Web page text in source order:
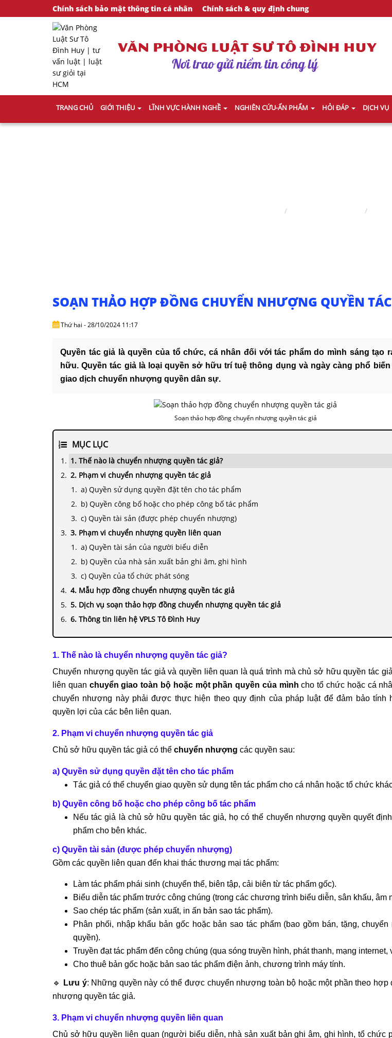
Chính sách bảo mật thông tin cá nhân Chính sách & quy định chung
TRANG CHỦ GIỚI THIỆU LĨNH VỰC HÀNH NGHỀ NGHIÊN CỨU-ẤN PHẨM HỎI ĐÁP DỊCH VỤ
SOẠN THẢO HỢP ĐỒNG CHUYỂN NHƯỢNG QUYỀN
Thứ hai - 28/10/2024 11:17
Quyền tác giả là quyền của tổ chức, cá nhân đối với tác phẩm do mình sáng tạo
hữu. Quyền tác giả là loại quyền sở hữu trí tuệ thông dụng và ngày càng phổ
giao dịch chuyển nhượng quyền dân sự.
Soạn thảo hợp đồng chuyển nhượng quyền tác giả
MỤC LỤC
1. Thế nào là chuyển nhượng quyền tác giả?
2. Phạm vi chuyển nhượng quyền tác giả
a) Quyền sử dụng quyền đặt tên cho tác phẩm
b) Quyền công bố hoặc cho phép công bố tác phẩm
c) Quyền tài sản (được phép chuyển nhượng)
3. Phạm vi chuyển nhượng quyền liên quan
a) Quyền tài sản của người biểu diễn
b) Quyền của nhà sản xuất bản ghi âm, ghi hình
c) Quyền của tổ chức phát sóng
4. Mẫu hợp đồng chuyển nhượng quyền tác giả
5. Dịch vụ soạn thảo hợp đồng chuyển nhượng quyền tác giả
6. Thông tin liên hệ VPLS Tô Đình Huy
1. Thế nào là chuyển nhượng quyền tác giả?
Chuyển nhượng quyền tác giả và quyền liên quan là quá trình mà chủ sở hữu quyền tác
liên quan chuyển giao toàn bộ hoặc một phần quyền của mình cho tổ chức hoặc cá
chuyển nhượng này phải được thực hiện theo quy định của pháp luật để đảm bảo tính
quyền lợi của các bên liên quan.
2. Phạm vi chuyển nhượng quyền tác giả
Chủ sở hữu quyền tác giả có thể chuyển nhượng các quyền sau:
a) Quyền sử dụng quyền đặt tên cho tác phẩm
Tác giả có thể chuyển giao quyền sử dụng tên tác phẩm cho cá nhân hoặc tổ chức
b) Quyền công bố hoặc cho phép công bố tác phẩm
Nếu tác giả là chủ sở hữu quyền tác giả, họ có thể chuyển nhượng quyền quyết
phẩm cho bên khác.
c) Quyền tài sản (được phép chuyển nhượng)
Gồm các quyền liên quan đến khai thác thương mại tác phẩm:
Làm tác phẩm phái sinh (chuyển thể, biên tập, cải biên từ tác phẩm gốc).
Biểu diễn tác phẩm trước công chúng (trong các chương trình biểu diễn, sân khấu, âm
Sao chép tác phẩm (sản xuất, in ấn bản sao tác phẩm).
Phân phối, nhập khẩu bản gốc hoặc bản sao tác phẩm (bao gồm bán, tặng,
quyền).
Truyền đạt tác phẩm đến công chúng (qua sóng truyền hình, phát thanh, mạng internet,
Cho thuê bản gốc hoặc bản sao tác phẩm điện ảnh, chương trình máy tính.
🔹 Lưu ý: Những quyền này có thể được chuyển nhượng toàn bộ hoặc một phần theo hợp
nhượng quyền tác giả.
3. Phạm vi chuyển nhượng quyền liên quan
Chủ sở hữu quyền liên quan (người biểu diễn, nhà sản xuất bản ghi âm, ghi hình, tổ chức